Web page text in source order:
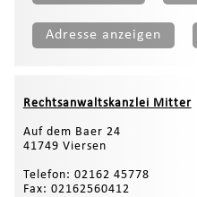
Adresse anzeigen
Rechtsanwaltskanzlei Mitter
Auf dem Baer 24
41749 Viersen
Telefon: 02162 45778
Fax: 02162560412